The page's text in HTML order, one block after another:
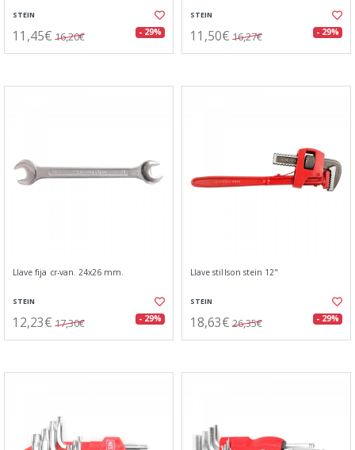
STEIN
11,45€ 16,20€ - 29%
STEIN
11,50€ 16,27€ - 29%
Llave fija cr-van. 24x26 mm.
STEIN
12,23€ 17,30€ - 29%
Llave stillson stein 12"
STEIN
18,63€ 26,35€ - 29%